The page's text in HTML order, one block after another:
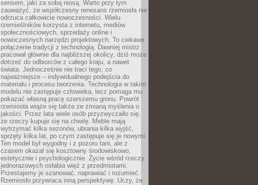
sensem, jaki za sobą niosą. Warto przy tym
zauważyć, że współczesny renesans rzemiosła nie
odrzuca całkowicie nowoczesności. Wielu
rzemieślników korzysta z internetu, mediów
społecznościowych, sprzedaży online i
nowoczesnych narzędzi projektowych. To ciekawe
połączenie tradycji z technologią. Dawniej mistrz
pracował głównie dla najbliższej okolicy, dziś może
dotrzeć do odbiorców z całego kraju, a nawet
świata. Jednocześnie nie traci tego, co
najważniejsze – indywidualnego podejścia do
materiału i procesu tworzenia. Technologia w takim
modelu nie zastępuje człowieka, lecz pomaga mu
pokazać własną pracę szerszemu gronu. Powrót
rzemiosła wiąże się także ze zmianą myślenia o
jakości. Przez lata wiele osób przyzwyczaiło się,
że rzeczy kupuje się na chwilę. Meble mają
wytrzymać kilka sezonów, ubrania kilka wyjść,
sprzęty kilka lat, po czym zastępuje się je nowymi.
Ten model był wygodny i z pozoru tani, ale z
czasem okazał się kosztowny środowiskowo,
estetycznie i psychologicznie. Życie wśród rzeczy
jednorazowych osłabia więź z przedmiotami.
Przestajemy je szanować, naprawiać i rozumieć.
Rzemiosło przywraca inną perspektywę. Uczy, że